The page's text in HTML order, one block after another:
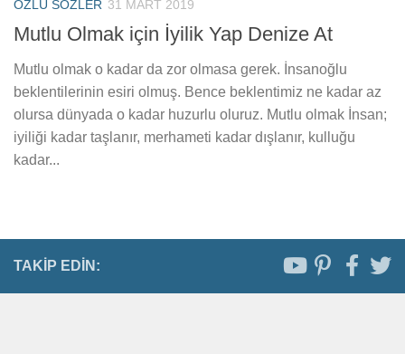
ÖZLÜ SÖZLER 31 MART 2019
Mutlu Olmak için İyilik Yap Denize At
Mutlu olmak o kadar da zor olmasa gerek. İnsanoğlu
beklentilerinin esiri olmuş. Bence beklentimiz ne kadar az
olursa dünyada o kadar huzurlu oluruz. Mutlu olmak İnsan;
iyiliği kadar taşlanır, merhameti kadar dışlanır, kulluğu
kadar...
TAKIP EDIN: